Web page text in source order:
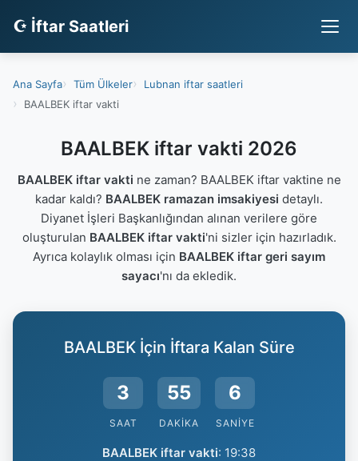
☪ İftar Saatleri
Ana Sayfa Tüm Ülkeler
Lubnan iftar saatleri
BAALBEK iftar vakti
BAALBEK iftar vakti 2026
BAALBEK iftar vakti ne zaman? BAALBEK iftar vaktine ne
kadar kaldı? BAALBEK ramazan imsakiyesi detaylı.
Diyanet İşleri Başkanlığından alınan verilere göre
oluşturulan BAALBEK iftar vakti'ni sizler için hazırladık.
Ayrıca kolaylık olması için BAALBEK iftar geri sayım
sayacı'nı da ekledik.
BAALBEK İçin İftara Kalan Süre
3
SAAT
55
DAKIKA
5
SANIYE
BAALBEK iftar vakti: 19:38